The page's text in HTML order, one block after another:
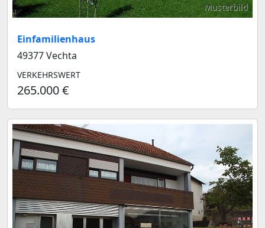
Musterbild
Einfamilienhaus
49377 Vechta
VERKEHRSWERT
265.000 €